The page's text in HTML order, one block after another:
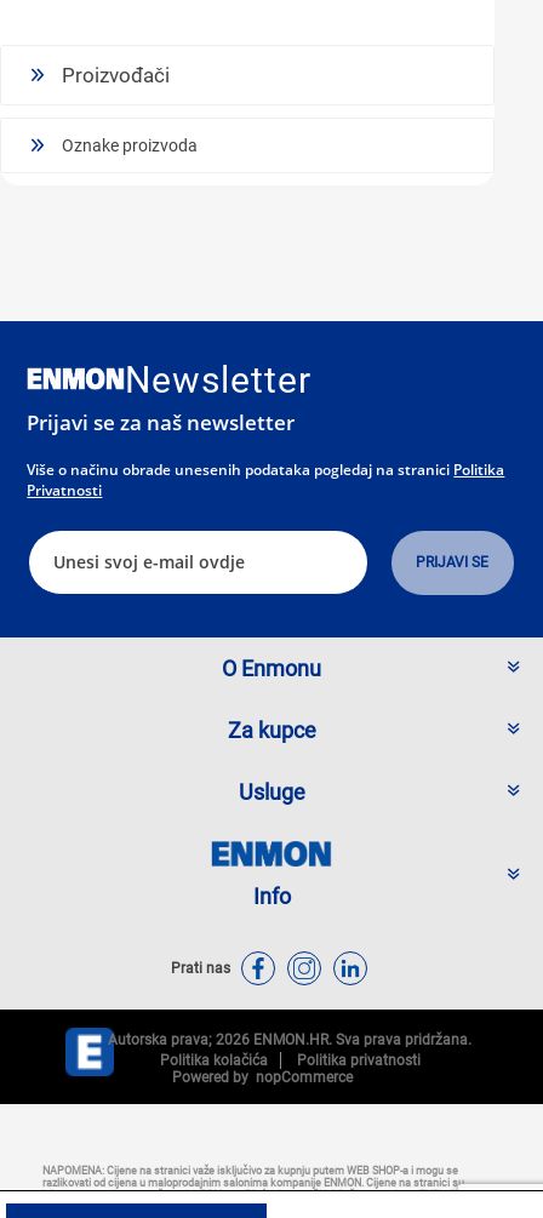
Proizvođači
Oznake proizvoda
Newsletter
Prijavi se za naš newsletter
Više o načinu obrade unesenih podataka pogledaj na stranici Politika
Privatnosti
O Enmonu
Za kupce
Usluge
Info
Prati nas
Autorska prava; 2026 ENMON.HR. Sva prava pridržana.
Politika kolačića
Politika privatnosti
Powered by nopCommerce
NAPOMENA: Cijene na stranici važe isključivo za kupnju putem WEB SHOP-a i mogu se
razlikovati od cijena u maloprodajnim salonima kompanije ENMON. Cijene na stranici su
iskazane u eurima s uračunatim PDV-om. Plaćanje se vrši isključivo u eurima (EUR). Svi artikli
prikazani na stranici dio su naše ponude i ne podrazumijeva se da su dostupni u svakom